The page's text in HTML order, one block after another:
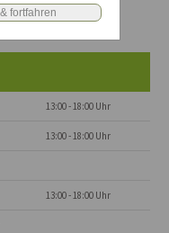
13:00 - 18:00 Uhr
13:00 - 18:00 Uhr
13:00 - 18:00 Uhr